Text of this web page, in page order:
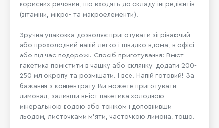
корисних речовин, що входять до складу інгредієнтів
(вітаміни, мікро- та макроелементи).
Зручна упаковка дозволяє приготувати зігріваючий
або прохолодний напій легко і швидко вдома, в офісі
або під час подорожі. Спосіб приготування: Вміст
пакетика помістити в чашку або склянку, додати 200-
250 мл окропу та розмішати. І все! Напій готовий! За
бажання з концентрату Ви можете приготувати
лимонад, заливши вміст пакетика холодною
мінеральною водою або тоніком і доповнивши
льодом, листочками м'яти, часточкою лимона, тощо.